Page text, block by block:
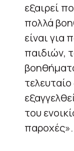
εξαιρεί
πολλά
είναι για
παιδιών,
του
παροχές».